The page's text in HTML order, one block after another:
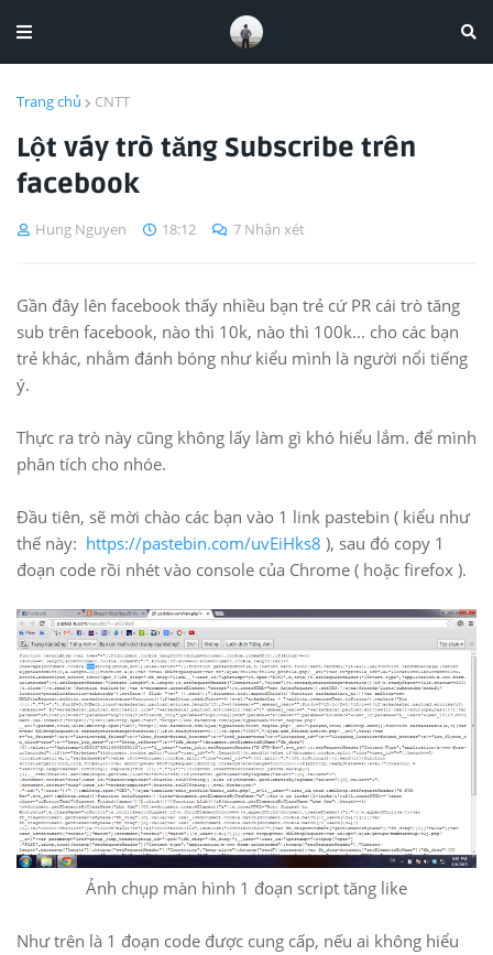
Trang chủ CNTT
Lột váy trò tăng Subscribe trên
facebook
Hung Nguyen 18:12 7 Nhận xét
Gần đây lên facebook thấy nhiều bạn trẻ cứ PR cái trò tăng
sub trên facebook, nào thì 10k, nào thì 100k... cho các bạn
trẻ khác, nhằm đánh bóng như kiểu mình là người nổi tiếng
ý.
Thực ra trò này cũng không lấy làm gì khó hiểu lắm. để mình
phân tích cho nhóe.
Đầu tiên, sẽ mời chào các bạn vào 1 link pastebin ( kiểu như
thế này: https://pastebin.com/uvEiHks8 ), sau đó copy 1
đoạn code rồi nhét vào console của Chrome ( hoặc firefox ).
Ảnh chụp màn hình 1 đoạn script tăng like
Như trên là 1 đoạn code được cung cấp, nếu ai không hiểu